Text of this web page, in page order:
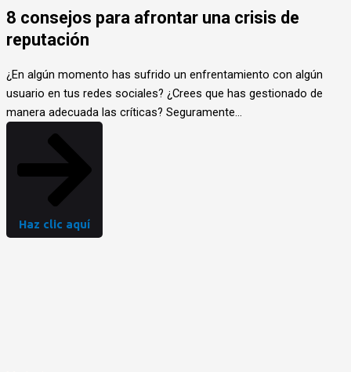
8 consejos para afrontar una crisis de
reputación
¿En algún momento has sufrido un enfrentamiento con algún
usuario en tus redes sociales? ¿Crees que has gestionado de
manera adecuada las críticas? Seguramente…
Haz clic aquí